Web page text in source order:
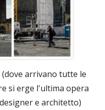
arrivano tutte le
si erge l'ultima opera
e architetto)